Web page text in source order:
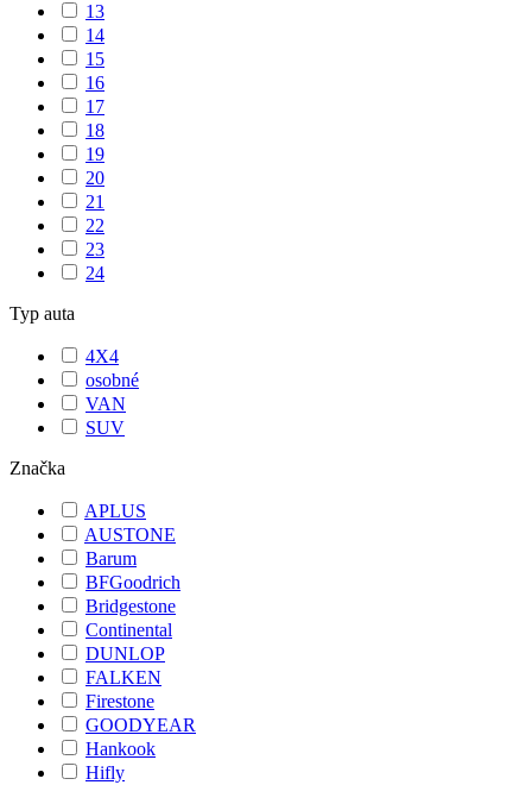
13
14
15
16
17
18
19
20
21
22
23
24
Typ auta
4X4
osobné
VAN
SUV
Značka
APLUS
AUSTONE
Barum
BFGoodrich
Bridgestone
Continental
DUNLOP
FALKEN
Firestone
GOODYEAR
Hankook
Hifly